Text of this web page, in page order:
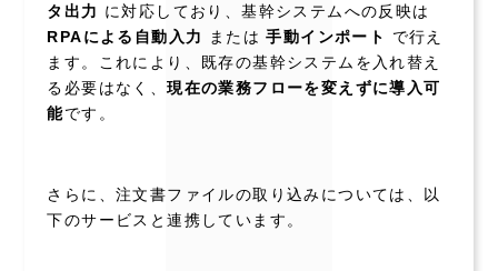
タ出力 に対応しており、基幹システムへの反映は
RPAによる自動入力
または手動インポート
で行え
ます。これにより、既存の基幹システムを入れ替え
る必要はなく、現在の業務フローを変えずに導入可
能です。
さらに、注文書ファイルの取り込みについては、以
下のサービスと連携しています。